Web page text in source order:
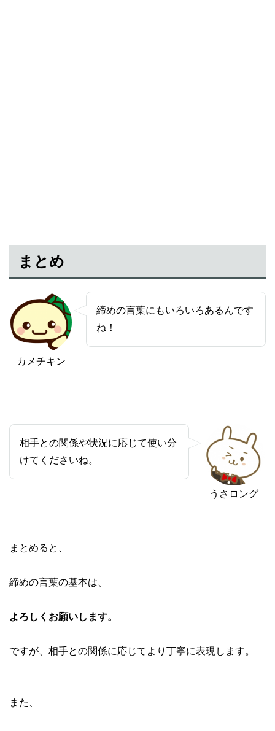
まとめ
カメチキン
締めの言葉にもいろいろあるんです
ね！
うさロング
相手との関係や状況に応じて使い分
けてくださいね。
まとめると、
締めの言葉の基本は、
よろしくお願いします。
ですが、相手との関係に応じてより丁寧に表現します。
また、